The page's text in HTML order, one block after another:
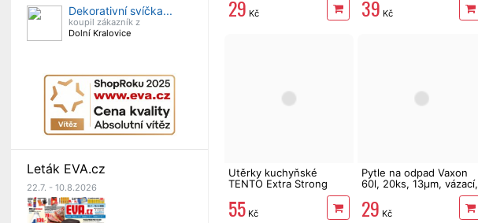
Dekorativní svíčka...
koupil zákazník z
Dolní Kralovice
Leták EVA.cz
22.7. - 10.8.2026
29 Kč 39 Kč
Utěrky kuchyňské
TENTO Extra Strong
3vrstvé, 2 role, 34 m
55 Kč
Pytle na odpad Vaxon
60l, 20ks, 13µm, vázací,
29 Kč